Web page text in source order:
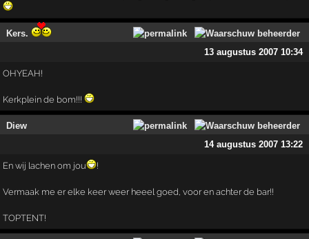
Kers.
13 augustus 2007 10:34
OHYEAH!
Kerkplein de bom!!!
Diew
14 augustus 2007 13:22
En wij lachen om jou !
Vermaak me er elke keer weer heeel goed, voor en achter de bar!!
TOPTENT!